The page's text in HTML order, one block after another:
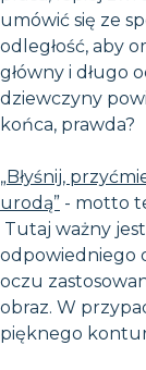
umówić się ze
odległość, aby
główny i długo
dziewczyny
końca, prawda?
„Błyśnij,
urodą” - motto
Tutaj ważny
odpowiedniego
oczu
obraz. W
pięknego